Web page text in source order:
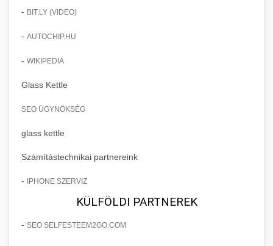
- BIT.LY (VIDEO)
- AUTOCHIP.HU
- WIKIPEDIA
Glass Kettle
SEO ÜGYNÖKSÉG
glass kettle
Számítástechnikai partnereink
- IPHONE SZERVIZ
KÜLFÖLDI PARTNEREK
- SEO SELFESTEEM2GO.COM